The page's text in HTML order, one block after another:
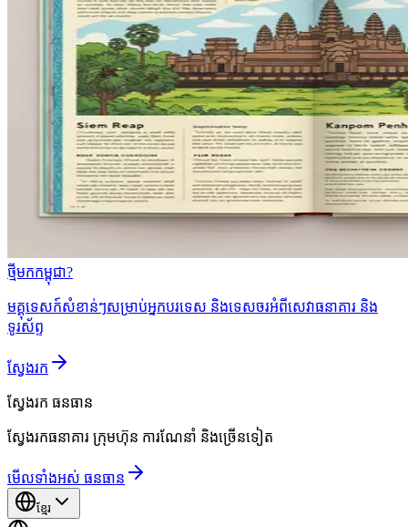
ថ្មីមកកម្ពុជា?
មគ្គុទេសក៍សំខាន់ៗសម្រាប់អ្នកបរទេស និងទេសចរអំពីសេវាធនាគារ និង
ទូរស័ព្ទ
ស្វែងរក
ស្វែងរក ធនធាន
ស្វែងរកធនាគារ ក្រុមហ៊ុន ការណែនាំ និងច្រើនទៀត
មើលទាំងអស់ ធនធាន
ខ្មែរ